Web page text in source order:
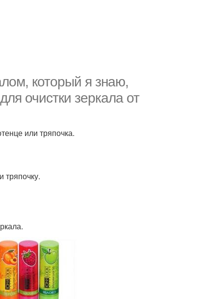
который я знаю,
очистки зеркала от
или тряпочка.
тряпочку.